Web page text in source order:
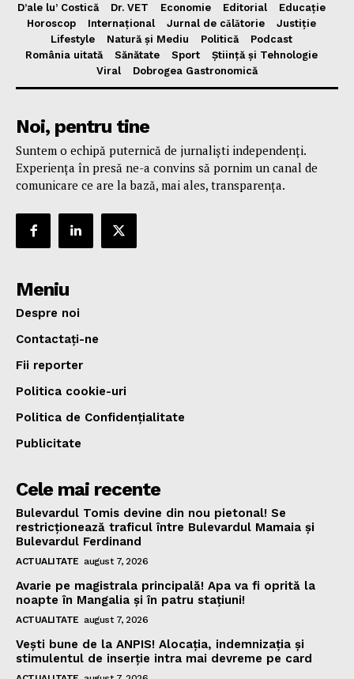
D’ale lu’ Costică
Dr. VET Economie Editorial
Educație
Horoscop
Internațional Jurnal de cǎlǎtorie
Justiție
Lifestyle
Natură și Mediu Politică
Podcast
România uitată
Sănătate Sport
Știință și Tehnologie
Viral
Dobrogea Gastronomică
Noi, pentru tine
Suntem o echipă puternică de jurnaliști independenți.
Experiența în presă ne-a convins să pornim un canal de
comunicare ce are la bază, mai ales, transparența.
Meniu
Despre noi
Contactați-ne
Fii reporter
Politica cookie-uri
Politica de Confidențialitate
Publicitate
Cele mai recente
Bulevardul Tomis devine din nou pietonal! Se
restricționează traficul între Bulevardul Mamaia și
Bulevardul Ferdinand
ACTUALITATE august 7, 2026
Avarie pe magistrala principală! Apa va fi oprită la
noapte în Mangalia și în patru stațiuni!
ACTUALITATE august 7, 2026
Vești bune de la ANPIS! Alocația, indemnizația și
stimulentul de inserție intra mai devreme pe card